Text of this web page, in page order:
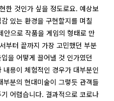
한 것인가 싶을 정도로요. 예상보
있는 환경을 구현할지를 며칠
안으로 작품을 게임의 형태로 만
부터 끝까지 가장 고민했던 부분
을 어떻게 끌어낼 것 인가였던
용이 체험적인 경우가 대부분인
분의 현대미술이 그렇듯 관객들
어렵습니다. 결과적으로 코로나